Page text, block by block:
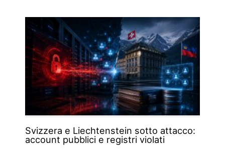
Svizzera e Liechtenstein sotto attacco:
account pubblici e registri violati